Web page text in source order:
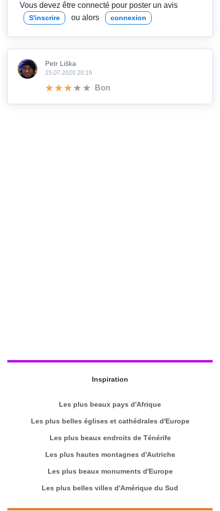
Vous devez être connecté pour poster un avis
S'inscrire ou alors connexion
Petr Liška
25.07.2020 20:16
Bon
Inspiration
Les plus beaux pays d'Afrique
Les plus belles églises et cathédrales d'Europe
Les plus beaux endroits de Ténérife
Les plus hautes montagnes d'Autriche
Les plus beaux monuments d'Europe
Les plus belles villes d'Amérique du Sud